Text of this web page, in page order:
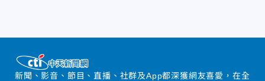
新聞、影音、節目、直播、社群及App都深獲網友喜愛，在全